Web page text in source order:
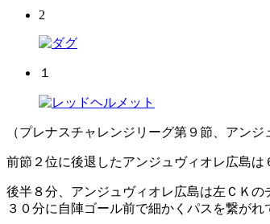
2
１
（プレナスチャレンジリーグ第９節、アン
前節２位に後退したアンジュヴィオレ広島は
後半８分、アンジュヴィオレ広島は左ＣＫ
３０分に自陣ゴール前で細かくパスを繋がれ